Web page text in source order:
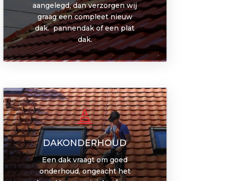
aangelegd, dan verzorgen wij
graag een compleet nieuw
dak. pannendak of een plat
dak.

DAKONDERHOUD
Een dak vraagt om goed
onderhoud, ongeacht het